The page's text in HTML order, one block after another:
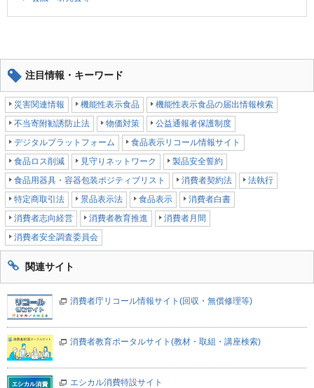
注目情報・キーワード
災害関連情報 機能性表示食品
機能性表示食品の届出情報検索
不当寄附勧誘防止法
物価対策
公益通報者保護制度
デジタルプラットフォーム
食品表示リコール情報サイト
食品ロス削減
見守りネットワーク
製品安全誓約
食品用器具・容器包装ポジティブリスト
消費者契約法
法執行
特定商取引法
景品表示法 食品表示
消費者白書
消費者志向経営
消費者教育推進
消費者月間
消費者安全調査委員会
関連サイト
消費者庁リコール情報サイト(回収・無償修理等)
消費者教育ポータルサイト(教材・取組・講座検索)
エシカル消費特設サイト